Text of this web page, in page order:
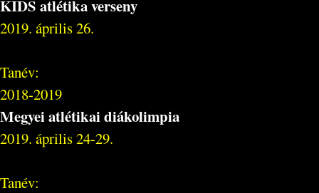
KIDS atlétika verseny
2019. április 26.
Tanév:
2018-2019
Megyei atlétikai diákolimpia
2019. április 24-29.
Tanév: